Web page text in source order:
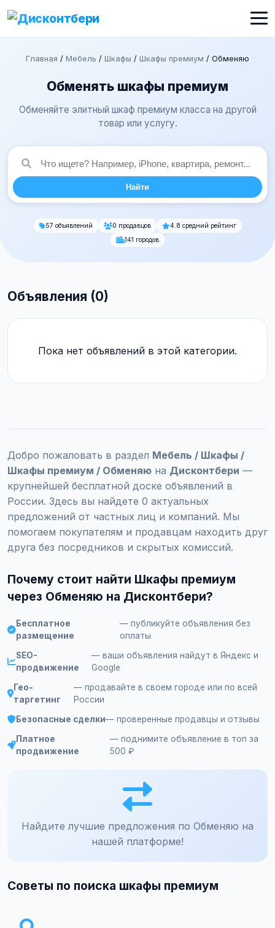
Главная / Мебель / Шкафы / Шкафы премиум / Обменяю
Обменять шкафы премиум
Обменяйте элитный шкаф премиум класса на другой
товар или услугу.
Найти
57 объявлений 0 продавцов
4.8 средний рейтинг
141 городов
Объявления (0)
Пока нет объявлений в этой категории.
Добро пожаловать в раздел Мебель / Шкафы /
Шкафы премиум / Обменяю на Дисконтбери —
крупнейшей бесплатной доске объявлений в
России. Здесь вы найдете 0 актуальных
предложений от частных лиц и компаний. Мы
помогаем покупателям и продавцам находить друг
друга без посредников и скрытых комиссий.
Почему стоит найти Шкафы премиум
через Обменяю на Дисконтбери?
Бесплатное
размещение
— публикуйте объявления без
оплаты
SEO-
продвижение
— ваши объявления найдут в Яндекс и
Google
Гео-
таргетинг
— продавайте в своем городе или по всей
России
Безопасные сделки— проверенные продавцы и отзывы
Платное
продвижение
— поднимите объявление в топ за
500 ₽
Найдите лучшие предложения по Обменяю на
нашей платформе!
Советы по поиска шкафы премиум